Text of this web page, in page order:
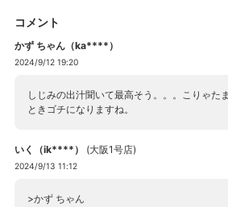
コメント
かず ちゃん（ka****）
2024/9/12 19:20
しじみの出汁聞いて最高そう。。。こりゃた
ときゴチになりますね。
いく（ik****） (大阪1号店)
2024/9/13 11:12
>かず ちゃん